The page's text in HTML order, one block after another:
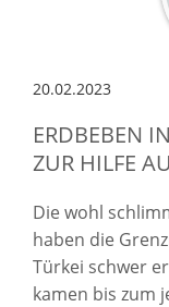
20.02.2023
ERDBEBEN
ZUR HILFE
Die wohl
haben die
Türkei schwer
kamen bis zum